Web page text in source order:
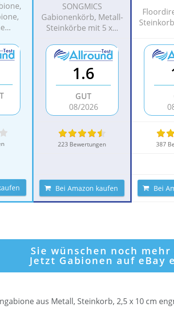
SONGMICS
Gabionenkörb, Metall-
Steinkörbe mit 5 x...
1.6
GUT
08/2026
223 Bewertungen 387
Bei Amazon kaufen Bei
Sie wünschen noch mehr
Jetzt Gabionen auf eBay
aus Metall, Steinkorb, 2,5 x 10 cm